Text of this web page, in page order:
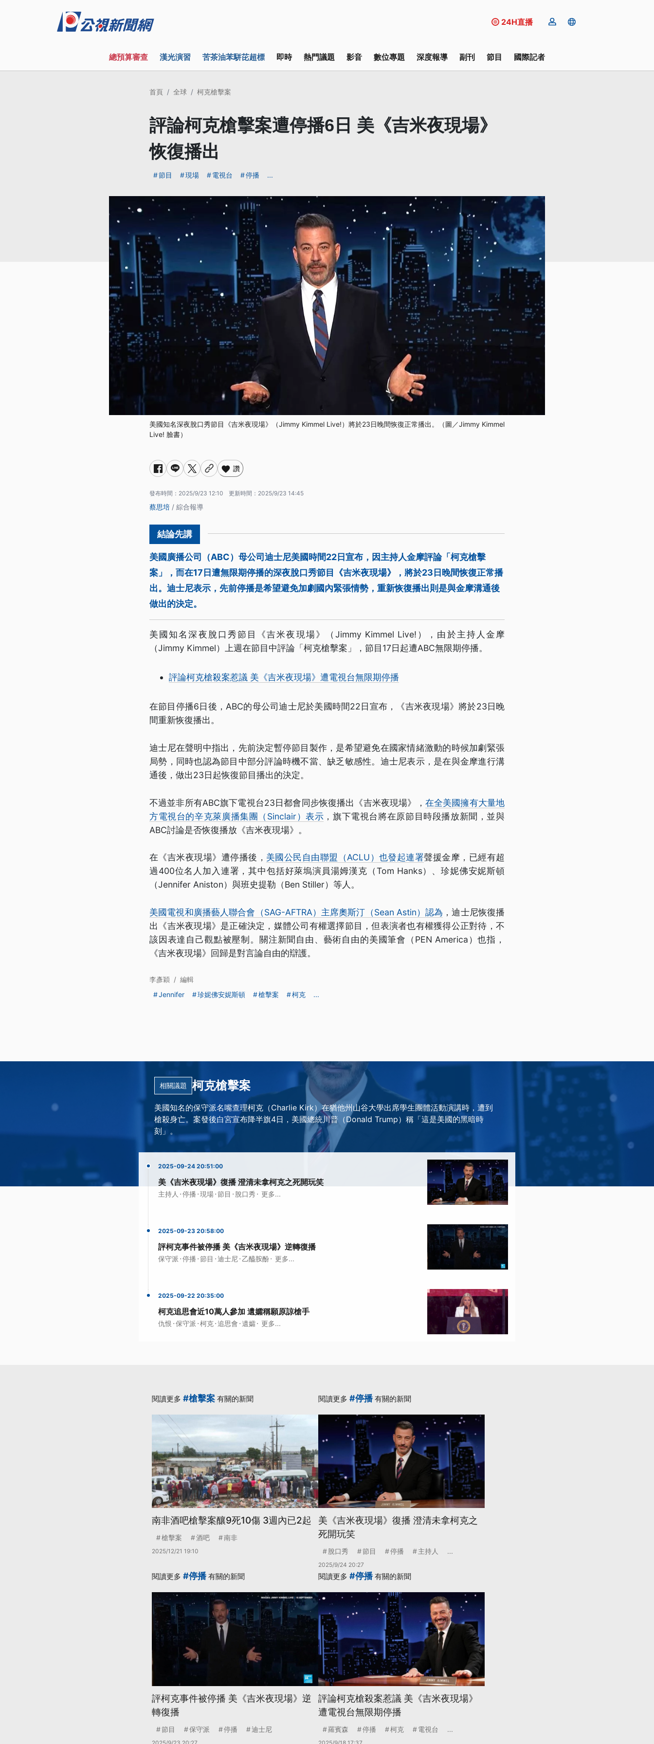
24H直播
總預算審查 漢光演習 苦茶油苯駢芘超標 即時 熱門議題 影音 數位專題 深度報導 副刊 節目 國際記者
首頁 全球 柯克槍擊案
評論柯克槍擊案遭停播6日 美《吉米夜現場》
恢復播出
節目 現場 電視台 停播 ...
美國知名深夜脫口秀節目《吉米夜現場》（Jimmy Kimmel Live!）將於23日晚間恢復正常播出。（圖／Jimmy Kimmel
Live! 臉書）
讚
發布時間： 2025/9/23 12:10 更新時間： 2025/9/23 14:45
蔡思培 / 綜合報導
美國廣播公司（ABC）母公司迪士尼美國時間22日宣布，因主持人金摩評論「柯克槍擊
案」，而在17日遭無限期停播的深夜脫口秀節目《吉米夜現場》，將於23日晚間恢復正常播
出。迪士尼表示，先前停播是希望避免加劇國內緊張情勢，重新恢復播出則是與金摩溝通後
做出的決定。
美國知名深夜脫口秀節目《吉米夜現場》（Jimmy Kimmel Live!），由於主持人金摩
（Jimmy Kimmel）上週在節目中評論「柯克槍擊案」，節目17日起遭ABC無限期停播。
評論柯克槍殺案惹議 美《吉米夜現場》遭電視台無限期停播
在節目停播6日後，ABC的母公司迪士尼於美國時間22日宣布，《吉米夜現場》將於23日晚
間重新恢復播出。
迪士尼在聲明中指出，先前決定暫停節目製作，是希望避免在國家情緒激動的時候加劇緊張
局勢，同時也認為節目中部分評論時機不當、缺乏敏感性。迪士尼表示，是在與金摩進行溝
通後，做出23日起恢復節目播出的決定。
不過並非所有ABC旗下電視台23日都會同步恢復播出《吉米夜現場》， 在全美國擁有大量地
方電視台的辛克萊廣播集團（Sinclair）表示 ，旗下電視台將在原節目時段播放新聞，並與
ABC討論是否恢復播放《吉米夜現場》。
在《吉米夜現場》遭停播後， 美國公民自由聯盟（ACLU）也發起連署聲援金摩，已經有超
過400位名人加入連署，其中包括好萊塢演員湯姆漢克（Tom Hanks）、珍妮佛安妮斯頓
（Jennifer Aniston）與班史提勒（Ben Stiller）等人。
美國電視和廣播藝人聯合會（SAG-AFTRA）主席奧斯汀（Sean Astin）認為 ，迪士尼恢復播
出《吉米夜現場》是正確決定，媒體公司有權選擇節目，但表演者也有權獲得公正對待，不
該因表達自己觀點被壓制。關注新聞自由、藝術自由的美國筆會（PEN America）也指，
《吉米夜現場》回歸是對言論自由的辯護。
李彥穎 / 編輯
Jennifer
珍妮佛安妮斯頓 槍擊案 柯克 ...
相關議題 柯克槍擊案
美國知名的保守派名嘴查理柯克（Charlie Kirk）在猶他州山谷大學出席學生團體活動演講時，遭到
槍殺身亡。案發後白宮宣布降半旗4日，美國總統川普（Donald Trump）稱「這是美國的黑暗時
刻」。
2025-09-24 20:51:00
美《吉米夜現場》復播 澄清未拿柯克之死開玩笑
主持人 ·停播 ·現場·節目 · 脫口秀 · 更多...
2025-09-23 20:58:00
評柯克事件被停播 美《吉米夜現場》逆轉復播
保守派 ·停播 ·節目 ·迪士尼· 乙醯胺酚· 更多...
2025-09-22 20:35:00
柯克追思會近10萬人參加 遺孀稱願原諒槍手
仇恨 ·保守派 ·柯克·追思會 ·遺孀· 更多...
閱讀更多 #槍擊案 有關的新聞
南非酒吧槍擊案釀9死10傷 3週內已2起
槍擊案 酒吧 南非
2025/12/21 19:10
閱讀更多 #停播 有關的新聞
美《吉米夜現場》復播 澄清未拿柯克之
死開玩笑
脫口秀 節目 停播 主持人 ...
2025/9/24 20:27
閱讀更多 #停播 有關的新聞
評柯克事件被停播 美《吉米夜現場》逆
轉復播
節目 保守派 停播 迪士尼
閱讀更多 #停播 有關的新聞
評論柯克槍殺案惹議 美《吉米夜現場》
遭電視台無限期停播
羅賓森 停播 柯克 電視台 ...